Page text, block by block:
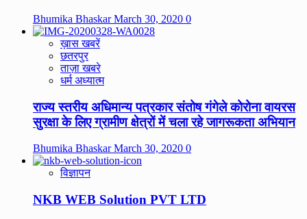
Bhumika BhaskarMarch 30, 2020 0
ख़ास खबरें
छतरपुर
ताज़ा खबरे
धर्म अध्यात्म
राज्य स्तरीय अधिमान्य पत्रकार संतोष गंगेले कोरोना वायरस
सुरक्षा के लिए ग्रामीण क्षेत्रों में चला रहे जागरूकता अभियान
Bhumika BhaskarMarch 30, 2020 0
विज्ञापन
NKB WEB Solution PVT LTD